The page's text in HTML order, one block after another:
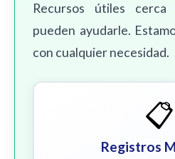
Recursos útiles
pueden ayudarle.
con cualquier necesidad.
📋
Registros